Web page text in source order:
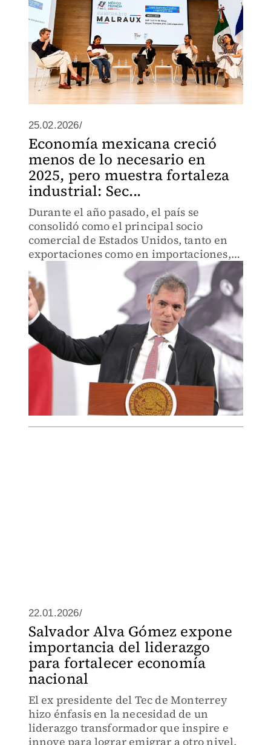
25.02.2026/
Economía mexicana creció
menos de lo necesario en
2025, pero muestra fortaleza
industrial: Sec...
Durante el año pasado, el país se
consolidó como el principal socio
comercial de Estados Unidos, tanto en
exportaciones como en importaciones,
de acuerdo con el Secretario de
Hacienda y Crédito Público, Édgar
Amador Zamora.
22.01.2026/
Salvador Alva Gómez expone
importancia del liderazgo
para fortalecer economía
nacional
El ex presidente del Tec de Monterrey
hizo énfasis en la necesidad de un
liderazgo transformador que inspire e
innove para lograr emigrar a otro nivel.